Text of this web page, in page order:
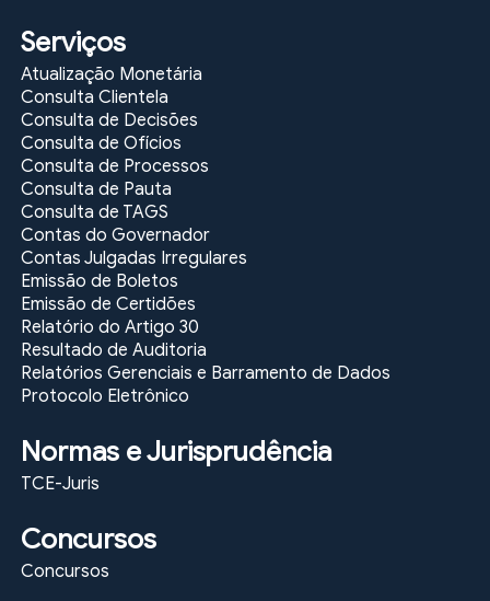
Serviços
Atualização Monetária
Consulta Clientela
Consulta de Decisões
Consulta de Ofícios
Consulta de Processos
Consulta de Pauta
Consulta de TAGS
Contas do Governador
Contas Julgadas Irregulares
Emissão de Boletos
Emissão de Certidões
Relatório do Artigo 30
Resultado de Auditoria
Relatórios Gerenciais e Barramento de Dados
Protocolo Eletrônico
Normas e Jurisprudência
TCE-Juris
Concursos
Concursos